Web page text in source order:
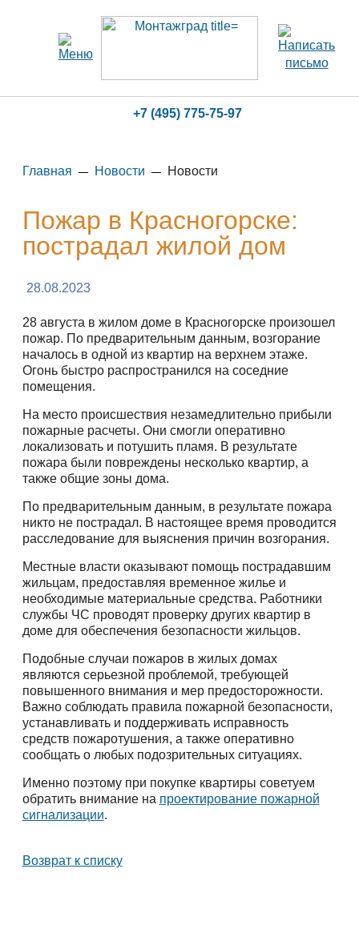
+7 (495) 775-75-97
Главная Новости Новости
Пожар в Красногорске:
пострадал жилой дом
28.08.2023
28 августа в жилом доме в Красногорске произошел
пожар. По предварительным данным, возгорание
началось в одной из квартир на верхнем этаже.
Огонь быстро распространился на соседние
помещения.
На место происшествия незамедлительно прибыли
пожарные расчеты. Они смогли оперативно
локализовать и потушить пламя. В результате
пожара были повреждены несколько квартир, а
также общие зоны дома.
По предварительным данным, в результате пожара
никто не пострадал. В настоящее время проводится
расследование для выяснения причин возгорания.
Местные власти оказывают помощь пострадавшим
жильцам, предоставляя временное жилье и
необходимые материальные средства. Работники
службы ЧС проводят проверку других квартир в
доме для обеспечения безопасности жильцов.
Подобные случаи пожаров в жилых домах
являются серьезной проблемой, требующей
повышенного внимания и мер предосторожности.
Важно соблюдать правила пожарной безопасности,
устанавливать и поддерживать исправность
средств пожаротушения, а также оперативно
сообщать о любых подозрительных ситуациях.
Именно поэтому при покупке квартиры советуем
обратить внимание на проектирование пожарной
сигнализации.
Возврат к списку